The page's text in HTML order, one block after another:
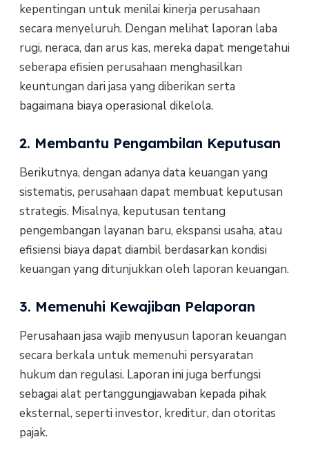
kepentingan untuk menilai kinerja perusahaan
secara menyeluruh. Dengan melihat laporan laba
rugi, neraca, dan arus kas, mereka dapat mengetahui
seberapa efisien perusahaan menghasilkan
keuntungan dari jasa yang diberikan serta
bagaimana biaya operasional dikelola.
2. Membantu Pengambilan Keputusan
Berikutnya, dengan adanya data keuangan yang
sistematis, perusahaan dapat membuat keputusan
strategis. Misalnya, keputusan tentang
pengembangan layanan baru, ekspansi usaha, atau
efisiensi biaya dapat diambil berdasarkan kondisi
keuangan yang ditunjukkan oleh laporan keuangan.
3. Memenuhi Kewajiban Pelaporan
Perusahaan jasa wajib menyusun laporan keuangan
secara berkala untuk memenuhi persyaratan
hukum dan regulasi. Laporan ini juga berfungsi
sebagai alat pertanggungjawaban kepada pihak
eksternal, seperti investor, kreditur, dan otoritas
pajak.